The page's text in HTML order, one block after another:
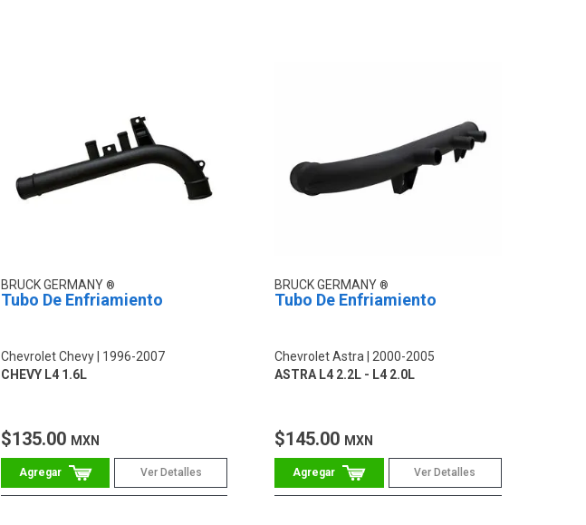
BRUCK GERMANY
Tubo De Enfriamiento
Chevrolet Chevy
1996-2007
CHEVY L4 1.6L
$135.00 MXN
Ver Detalles
BRUCK GERMANY
Tubo De Enfriamiento
Chevrolet Astra 2000-2005
ASTRA L4 2.2L - L4 2.0L
$145.00 MXN
Ver Detalles